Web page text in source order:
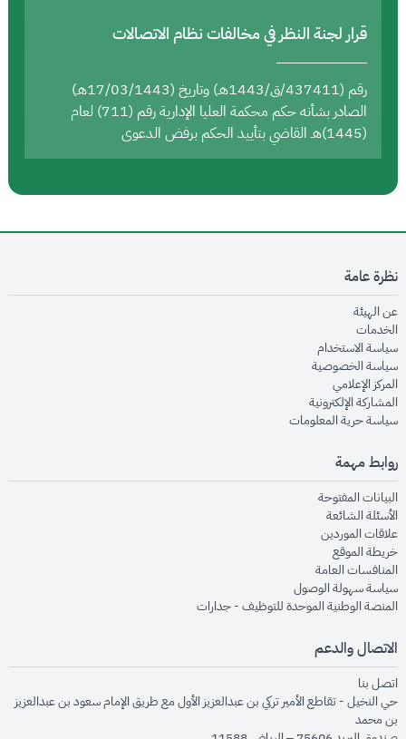
قرار لجنة النظر في مخالفات نظام الاتصالات
رقم (437411/ق/1443هـ) وتاريخ (17/03/1443هـ)
الصادر بشأنه حكم محكمة العليا الإدارية رقم (711) لعام
(1445)هـ القاضي بتأييد الحكم برفض الدعوى
نظرة عامة
عن الهيئةopens in new window
الخدماتopens in new window
سياسة الاستخدام
سياسة الخصوصيةopens in new window
المركز الإعلاميopens in new window
المشاركة الإلكترونيةopens in new window
سياسة حرية المعلوماتopens in new window
روابط مهمة
البيانات المفتوحةopens in new window
الأسئلة الشائعةopens in new window
علاقات الموردينopens in new window
خريطة الموقعopens in new window
المنافسات العامةopens in new window
سياسة سهولة الوصولopens in new window
المنصة الوطنية الموحدة للتوظيف - جداراتopens in new window
الاتصال والدعم
اتصل بنا
حي النخيل - تقاطع الأمير تركي بن عبدالعزيز الأول مع طريق الإمام سعود بن عبدالعزيز
بن محمد